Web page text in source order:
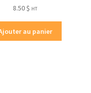
8.50$ HT
au panier